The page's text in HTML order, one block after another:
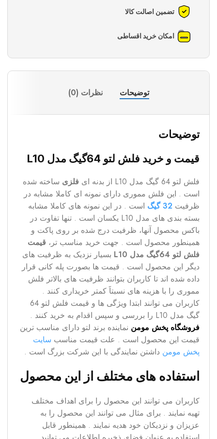
تضمین اصالت کالا
امکان خرید اقساطی
توضیحات نظرات (0)
توضیحات
قیمت و خرید فلش لتو 64گیگ مدل L10
فلش لتو 64 گیگ مدل L10 از بدنه ای فلزی ساخته شده
است . این فلش مموری دارای نمونه ای کاملا مشابه در
ظرفیت 32 گیگ
است . در این نمونه های کاملا مشابه
بسته بندی های مدل L10 یکسان است . تنها تفاوت در
باکس محصول آنها، ظرفیت درج شده بر روی پاکت و
همینطور محصول است . جهت خرید مناسب تر، قیمت
فلش لتو 64گیگ مدل L10
بسیار نزدیک به ظرفیت های
دیگر این محصول است . قیمت ها بصورت پله کانی قرار
داده شده اند تا کاربران بتوانند ظرفیت های بالاتر فلش
مموری را با هزینه های نسبتاََ کمتر خریداری کنند .
کاربران می توانند ابتدا ویژگی ها و قیمت فلش لتو 64
گیگ مدل L10 را بررسی و سپس اقدام به خرید کنند .
فروشگاه پخش مومن نماینده برند لتو دارای مناسب ترین
قیمت این محصول است . علت قیمت مناسب سایت
پخش مومن داشتن نمایندگی با این شرکت بزرگ است .
استفاده های مختلف از این محصول
کاربران می توانند این محصول را برای اهداف مختلف
تهیه نمایند . برای مثال می توانند این محصول را به
عزیزان و نزدیکان خود هدیه نمایند . همینطور قابل